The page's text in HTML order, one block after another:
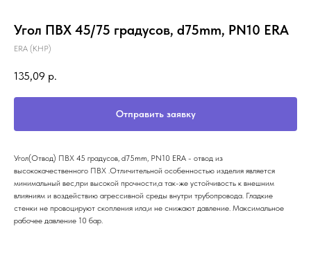
Угол ПВХ 45/75 градусов, d75mm, PN10 ERA
ERA (КНР)
135,09 р.
Отправить заявку
Угол(Отвод) ПВХ 45 градусов, d75mm, PN10 ERA - отвод из
высококачественного ПВХ .Отличительной особенностью изделия является
минимальный вес,при высокой прочности,а так-же устойчивость к внешним
влияниям и воздействию агрессивной среды внутри трубопровода. Гладкие
стенки не провоцируют скопления ила,и не снижают давление. Максимальное
рабочее давление 10 бар.